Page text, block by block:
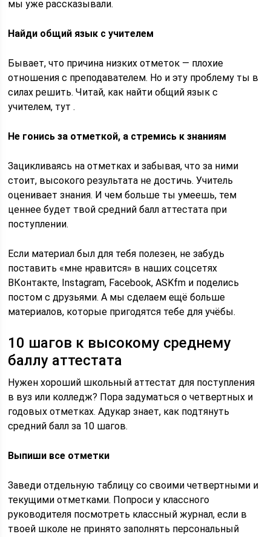
мы уже рассказывали.
Найди общий язык с учителем
Бывает, что причина низких отметок — плохие
отношения с преподавателем. Но и эту проблему ты в
силах решить. Читай, как найти общий язык с
учителем, тут .
Не гонись за отметкой, а стремись к знаниям
Зацикливаясь на отметках и забывая, что за ними
стоит, высокого результата не достичь. Учитель
оценивает знания. И чем больше ты умеешь, тем
ценнее будет твой средний балл аттестата при
поступлении.
Если материал был для тебя полезен, не забудь
поставить «мне нравится» в наших соцсетях
ВКонтакте, Instagram, Facebook, ASKfm и поделись
постом с друзьями. А мы сделаем ещё больше
материалов, которые пригодятся тебе для учёбы.
10 шагов к высокому среднему
баллу аттестата
Нужен хороший школьный аттестат для поступления
в вуз или колледж? Пора задуматься о четвертных и
годовых отметках. Адукар знает, как подтянуть
средний балл за 10 шагов.
Выпиши все отметки
Заведи отдельную таблицу со своими четвертными и
текущими отметками. Попроси у классного
руководителя посмотреть классный журнал, если в
твоей школе не принято заполнять персональный